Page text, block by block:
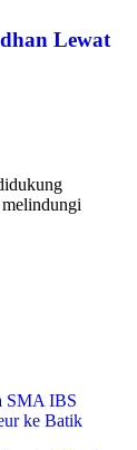
Lewat
SMA IBS
ke Batik